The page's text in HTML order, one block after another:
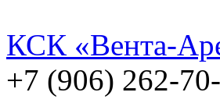
КСК «Вента-
+7 (906) 262-